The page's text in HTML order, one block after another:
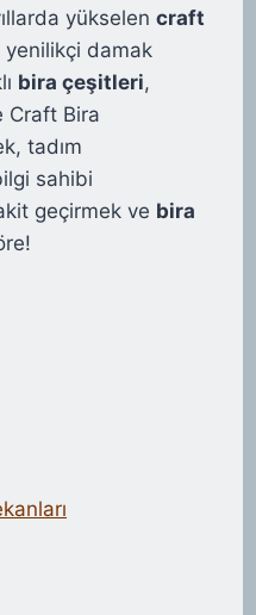
yükselen craft
damak
bira çeşitleri,
Craft Bira
tadım
sahibi
geçirmek ve bira